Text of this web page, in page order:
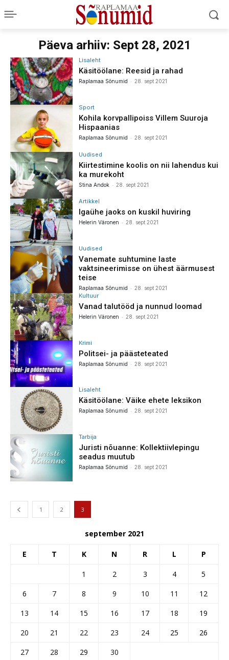
Päeva arhiiv: Sept 28, 2021
Lisaleht
Käsitöölane: Reesid ja rahad
Raplamaa Sõnumid - 28. sept 2021
Sport
Kohila korvpallipoiss Villem Suuroja
Hispaanias
Raplamaa Sõnumid - 28. sept 2021
Uudised
Kiirtestimine koolis on nii lahendus kui
ka murekoht
Stina Andok - 28. sept 2021
Artikkel
Igaühe jaoks on kuskil huviring
Helerin Väronen - 28. sept 2021
Uudised
Vanemate suhtumine laste
vaktsineerimisse on ühest äärmusest
teise
Raplamaa Sõnumid - 28. sept 2021
Kultuur
Vanad talutööd ja nunnud loomad
Helerin Väronen - 28. sept 2021
Krimi
Politsei- ja päästeteated
Raplamaa Sõnumid - 28. sept 2021
Lisaleht
Käsitöölane: Väike ehete leksikon
Raplamaa Sõnumid - 28. sept 2021
Tarbija
Juristi nõuanne: Kollektiivlepingu
seadus muutub
Raplamaa Sõnumid - 28. sept 2021
1 2 3
september 2021
E T K N R L P
1 2 3 4
5
6
7 8 9 10 11
12
13
14 15 16 17 18
19
20
21 22 23 24 25
26
27
28 29
30